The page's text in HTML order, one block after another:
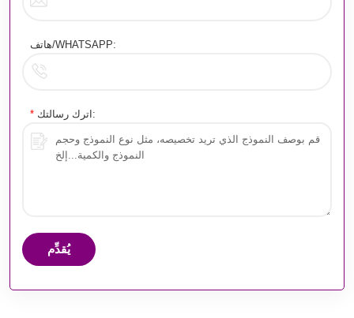
هاتف/WHATSAPP:
* اترك رسالتك:
يُقدِّم